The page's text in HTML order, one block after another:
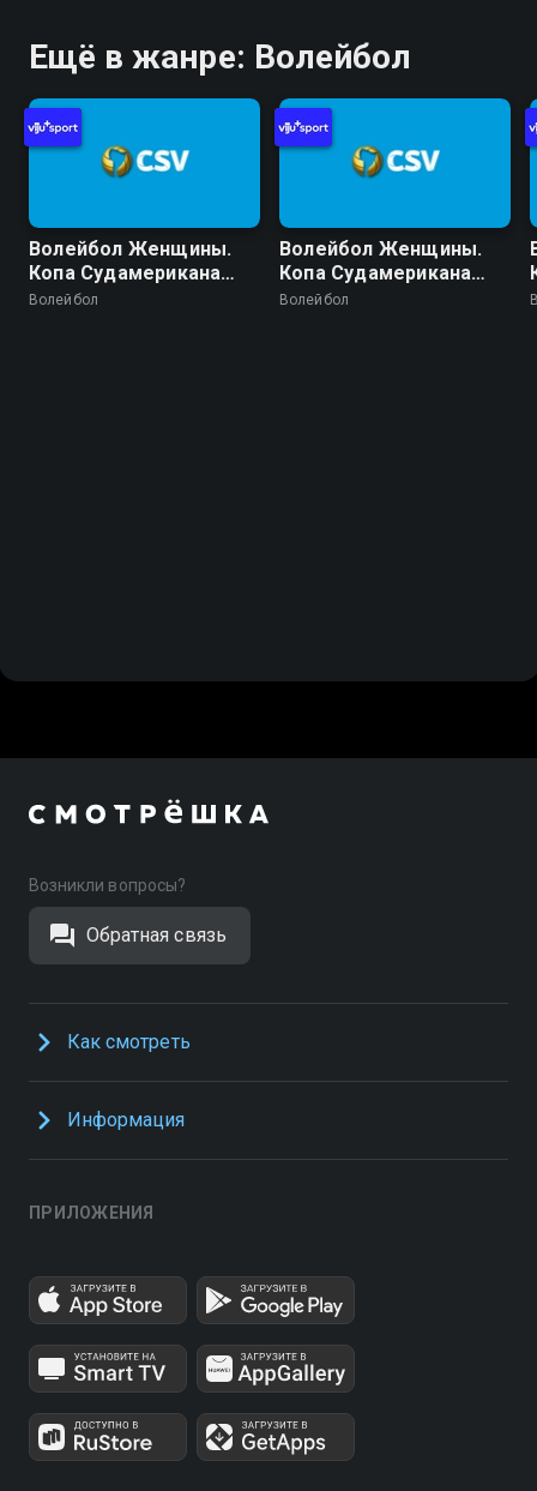
Ещё в жанре: Волейбол
Волейбол Женщины.
Копа Судамерикана
2026 (Лима, Перу).
Волейбол
Волейбол Женщины.
Копа Судамерикана
2026 (Лима, Перу).
Волейбол
Возникли вопросы?
Обратная связь
Как смотреть
Информация
ПРИЛОЖЕНИЯ